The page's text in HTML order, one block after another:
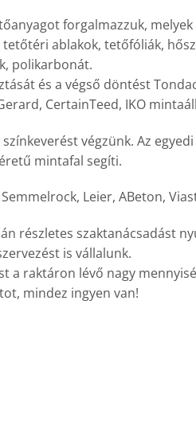
forgalmazzuk,
ablakok, tetőfóliák,
polikarbonát.
és a végső döntést
CertainTeed, IKO
végzünk. Az
mintafal segíti.
Leier, ABeton,
részletes szaktanácsadást
is vállalunk.
a raktáron lévő nagy
mindez ingyen van!